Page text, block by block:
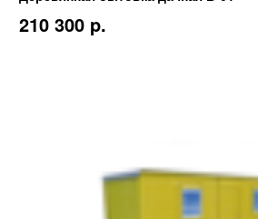
210 300 p.